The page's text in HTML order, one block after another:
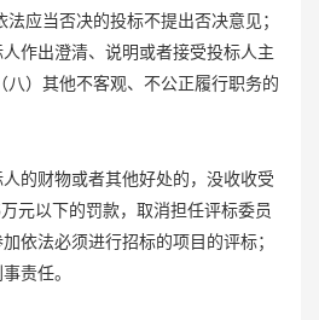
应当否决的投标不提出否决意见；
人作出澄清、说明或者接受投标人主
八）其他不客观、不公正履行职务的
的财物或者其他好处的，没收收受
元以下的罚款，取消担任评标委员
依法必须进行招标的项目的评标；
责任。